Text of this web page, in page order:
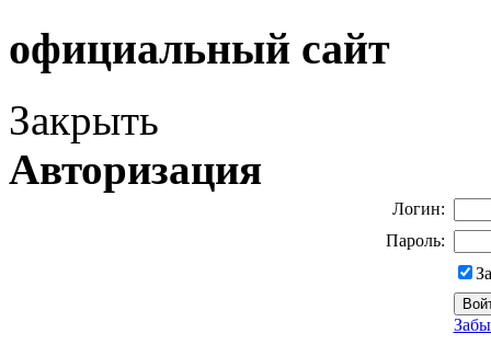
официальный сайт
Закрыть
Авторизация
Логин:
Пароль: